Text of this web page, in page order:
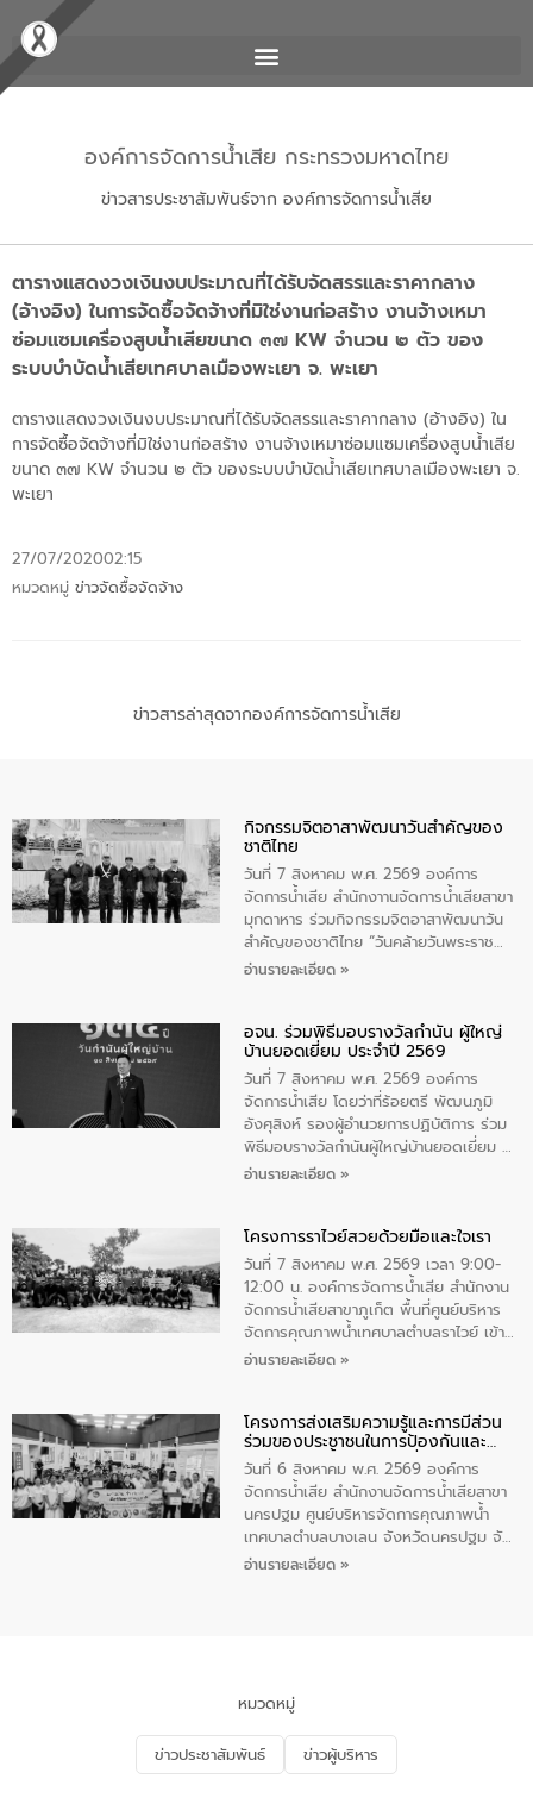
องค์การจัดการน้ำเสีย กระทรวงมหาดไทย
ข่าวสารประชาสัมพันธ์จาก องค์การจัดการน้ำเสีย
ตารางแสดงวงเงินงบประมาณที่ได้รับจัดสรรและราคากลาง
(อ้างอิง) ในการจัดซื้อจัดจ้างที่มิใช่งานก่อสร้าง งานจ้างเหมา
ซ่อมแซมเครื่องสูบน้ำเสียขนาด ๓๗ KW จำนวน ๒ ตัว ของ
ระบบบำบัดน้ำเสียเทศบาลเมืองพะเยา จ. พะเยา
ตารางแสดงวงเงินงบประมาณที่ได้รับจัดสรรและราคากลาง (อ้างอิง) ใน
การจัดซื้อจัดจ้างที่มิใช่งานก่อสร้าง งานจ้างเหมาซ่อมแซมเครื่องสูบน้ำเสีย
ขนาด ๓๗ KW จำนวน ๒ ตัว ของระบบบำบัดน้ำเสียเทศบาลเมืองพะเยา จ.
พะเยา
27/07/202002:15
หมวดหมู่ ข่าวจัดซื้อจัดจ้าง
ข่าวสารล่าสุดจากองค์การจัดการน้ำเสีย
กิจกรรมจิตอาสาพัฒนาวันสําคัญของ
ชาติไทย
วันที่ 7 สิงหาคม พ.ศ. 2569 องค์การ
จัดการน้ำเสีย สำนักงาานจัดการน้ำเสียสาขา
มุกดาหาร ร่วมกิจกรรมจิตอาสาพัฒนาวัน
สําคัญของชาติไทย “วันคล้ายวันพระราช
สมภพ สมเด็จพระนางเจ้าสิริกิติ์พระบรม
ทิพย์คำ รองผู้ว่าราชการจังหวัดมุกดาหาร
เป็นประธานในพิธี ณ เรือนจําชั่วคราวนาโสก
ตําบลนาโสก อําเภอเมืองมุกดาหาร จังหวัด
มุกดาหาร โดยในกิจกรรมได้ร่วมปลูกป่า และ
ทําความสะอาดภายในบริเวณ จัดกิจกรรม
เพื่อถวายเป็นพระราชกุศล สมเด็จพระนาง
เจ้าสิริกิติ์พระบรมราชินีนาถ พระบรมราช
อ่านรายละเอียด »
อจน. ร่วมพิธีมอบรางวัลกำนัน ผู้ใหญ่
บ้านยอดเยี่ยม ประจำปี 2569
วันที่ 7 สิงหาคม พ.ศ. 2569 องค์การ
จัดการน้ำเสีย โดยว่าที่ร้อยตรี พัฒนภูมิ
อังศุสิงห์ รองผู้อำนวยการปฏิบัติการ ร่วม
พิธีมอบรางวัลกำนันผู้ใหญ่บ้านยอดเยี่ยม ณ
ทำเนียบรัฐบาล โดยมีนายอนุทิน ชาญวีรกูล
ทองคำและประกาศเกียรติคุณให้แก่ กำนัน
ผู้ใหญ่บ้านยอดเยี่ยม พร้อมกล่าวชื่นชม ให้
โอวาท และมอบนโยบาย
อ่านรายละเอียด »
โครงการราไวย์สวยด้วยมือและใจเรา
วันที่ 7 สิงหาคม พ.ศ. 2569 เวลา 9:00-
12:00 น. องค์การจัดการน้ำเสีย สำนักงาน
จัดการน้ำเสียสาขาภูเก็ต พื้นที่ศูนย์บริหาร
จัดการคุณภาพน้ำเทศบาลตำบลราไวย์ เข้า
ร่วมโครงการราไวย์สวยด้วยมือและใจเรา
ประชาชน ตัวแทนจากโรงแรมต่างๆ ในเขต
เทศบาลตำบลราไวย์ ศูนย์บริหารจัดการ
คุณภาพน้ำเทศบาลตำบลราไวย์ นำโดยนาย
น้อย แก้วเศษ ผู้จัดการสำนักงานจัดการน้ำ
เสียสาขาภูเก็ต พร้อมด้วยเจ้าหน้าที่ จำนวน
5 คน ร่วมทำกิจกรรม ทำความสะอาด
ชายหาดและแหล่งท่องเที่ยว ณ บริเวณ
อ่านรายละเอียด »
โครงการส่งเสริมความรู้และการมีส่วน
ร่วมของประชาชนในการป้องกันและ
แก้ไขปัญหาน้ำเสียอย่างยั่งยืน
วันที่ 6 สิงหาคม พ.ศ. 2569 องค์การ
จัดการน้ำเสีย สำนักงานจัดการน้ำเสียสาขา
นครปฐม ศูนย์บริหารจัดการคุณภาพน้ำ
เทศบาลตำบลบางเลน จังหวัดนครปฐม จัด
กิจกรรมภายใต้โครงการส่งเสริมความรู้และ
จัดการน้ำเสียและสร้างจิตสำนึกในการ
อนุรักษ์สิ่งแวดล้อม ในหัวข้อ “น้ำเสียชุมชน
และการบำบัดน้ำเสียเบื้องต้น” โดยให้ความรู้
เกี่ยวกับสาเหตุและผลกระทบของน้ำเสีย
อ่านรายละเอียด »
หมวดหมู่
ข่าวประชาสัมพันธ์ ข่าวผู้บริหาร